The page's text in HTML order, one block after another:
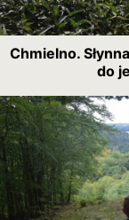
Chmielno.
do